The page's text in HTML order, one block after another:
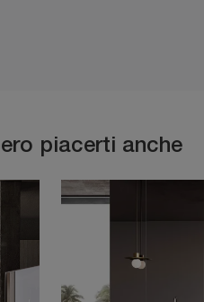
piacerti anche